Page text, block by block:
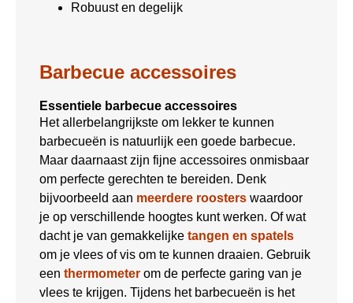
Robuust en degelijk
Barbecue accessoires
Essentiele barbecue accessoires
Het allerbelangrijkste om lekker te kunnen
barbecueën is natuurlijk een goede barbecue.
Maar daarnaast zijn fijne accessoires onmisbaar
om perfecte gerechten te bereiden. Denk
bijvoorbeeld aan meerdere roosters waardoor
je op verschillende hoogtes kunt werken. Of wat
dacht je van gemakkelijke tangen en spatels
om je vlees of vis om te kunnen draaien. Gebruik
een thermometer om de perfecte garing van je
vlees te krijgen. Tijdens het barbecueën is het